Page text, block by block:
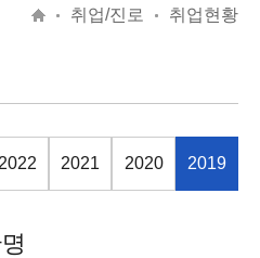
취업/진로 취업현황
2022 2021 2020 2019